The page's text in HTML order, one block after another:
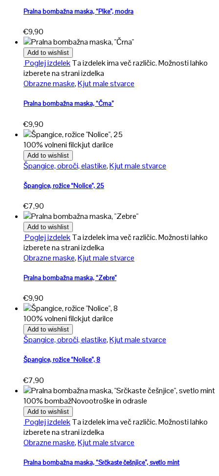
Pralna bombažna maska, “Pike”, modra
€9,90
Add to wishlist
Poglej izdelekTa izdelek ima več različic. Možnosti lahko
izberete na strani izdelka
Obrazne maske,Kjut male stvarce
Pralna bombažna maska, “Črna”
€9,90
100% volneni filckjut darilce
Add to wishlist
Špangice, obroči, elastike,Kjut male stvarce
Špangice, rožice “Nolice”, 25
€7,90
Add to wishlist
Poglej izdelekTa izdelek ima več različic. Možnosti lahko
izberete na strani izdelka
Obrazne maske,Kjut male stvarce
Pralna bombažna maska, “Zebre”
€9,90
100% volneni filckjut darilce
Add to wishlist
Špangice, obroči, elastike,Kjut male stvarce
Špangice, rožice “Nolice”, 8
€7,90
100% bombažNovootroške in odrasle
Add to wishlist
Poglej izdelekTa izdelek ima več različic. Možnosti lahko
izberete na strani izdelka
Obrazne maske,Kjut male stvarce
Pralna bombažna maska, “Srčkaste češnjice”, svetlo mint